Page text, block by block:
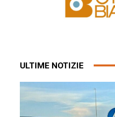
ULTIME NOTIZIE